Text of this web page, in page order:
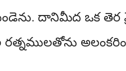
దానిమీద ఒక తెర